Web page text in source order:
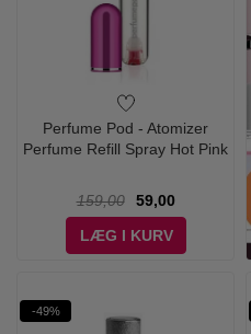
Perfume Pod - Atomizer
Perfume Refill Spray Hot Pink
159,00
59,00
LÆG I KURV
-49%